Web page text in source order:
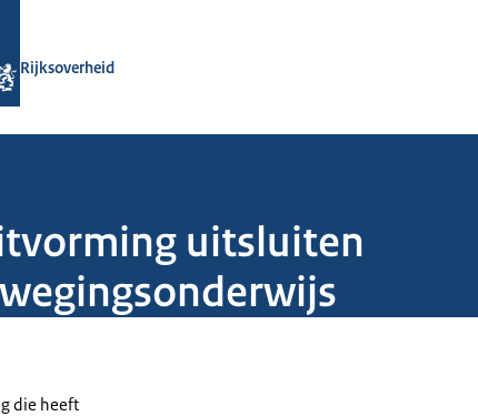
Rijksoverheid
uitsluiten
die heeft